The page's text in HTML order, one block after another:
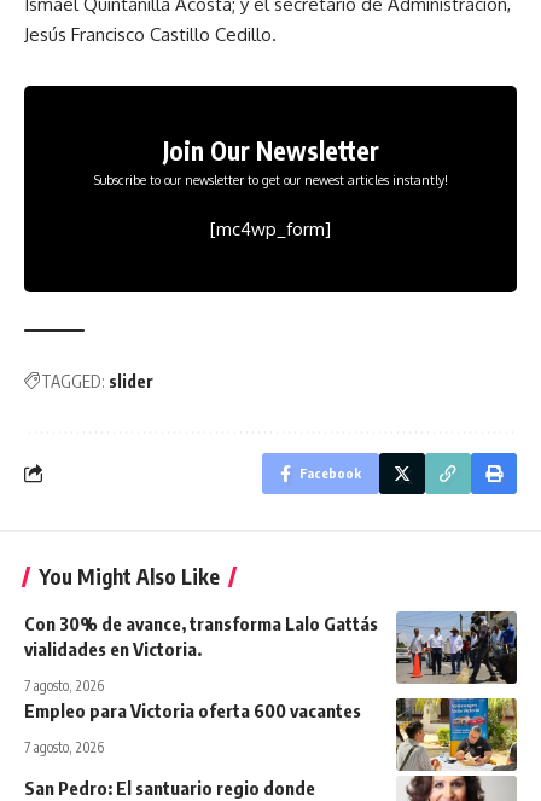
Jesús Francisco Castillo Cedillo.
Join Our Newsletter
Subscribe to our newsletter to get our newest articles instantly!
[mc4wp_form]
TAGGED: slider
Facebook
You Might Also Like
Con 30% de avance, transforma Lalo Gattás
vialidades en Victoria.
7 agosto, 2026
Empleo para Victoria oferta 600 vacantes
7 agosto, 2026
San Pedro: El santuario regio donde